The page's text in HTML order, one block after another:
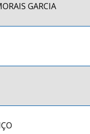
GARCIA